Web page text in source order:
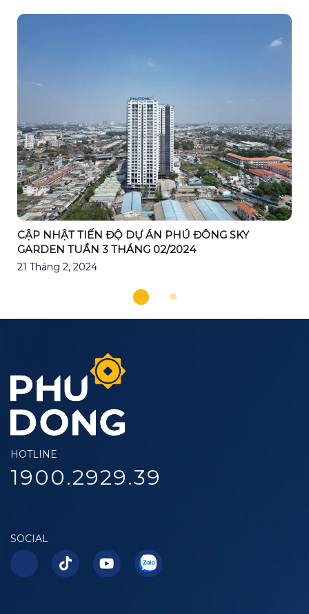
CẬP NHẬT TIẾN ĐỘ DỰ ÁN PHÚ ĐÔNG SKY
GARDEN TUẦN 3 THÁNG 02/2024
21 Tháng 2, 2024
HOTLINE
1900.2929.39
SOCIAL